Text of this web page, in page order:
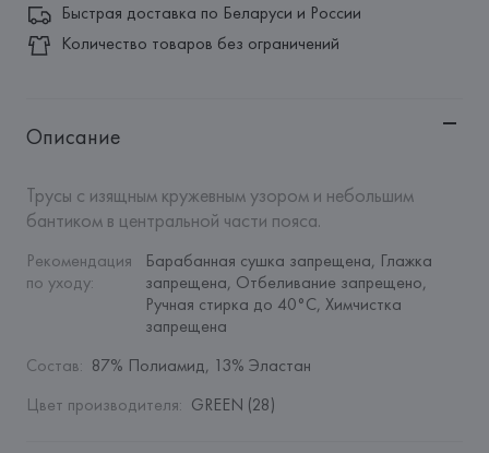
Быстрая доставка по Беларуси и России
Количество товаров без ограничений
Описание
Трусы с изящным кружевным узором и небольшим
бантиком в центральной части пояса.
Рекомендация
по уходу:
Барабанная сушка запрещена, Глажка
запрещена, Отбеливание запрещено,
Ручная стирка до 40°C, Химчистка
запрещена
Состав: 87% Полиамид, 13% Эластан
Цвет производителя: GREEN (28)